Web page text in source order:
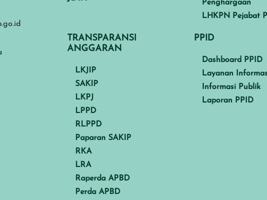
Penghargaan
LHKPN Pejabat
TRANSPARANSI
ANGGARAN
LKJIP
SAKIP
LKPJ
LPPD
RLPPD
Paparan SAKIP
RKA
LRA
Raperda APBD
Perda APBD
PPID
Dashboard PPID
Layanan
Informasi Publik
Laporan PPID